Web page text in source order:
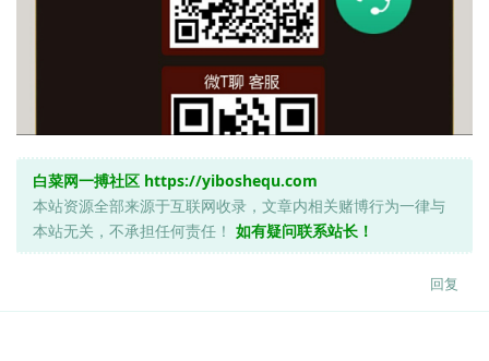
白菜网一搏社区 https://yiboshequ.com
本站资源全部来源于互联网收录，文章内相关赌博行为一律与
本站无关，不承担任何责任！ 如有疑问联系站长！
回复